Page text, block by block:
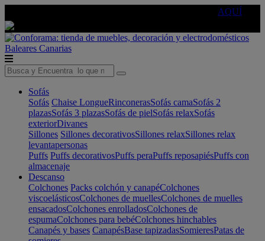
AQUÍ
Baleares Canarias
Sofás
Sofás Chaise LongueRinconerasSofás camaSofás 2
plazasSofás 3 plazasSofás de pielSofás relaxSofás
exteriorDivanes
Sillones Sillones decorativosSillones relaxSillones relax
levantapersonas
Puffs Puffs decorativosPuffs peraPuffs reposapiésPuffs con
almacenaje
Descanso
Colchones Packs colchón y canapéColchones
viscoelásticosColchones de muellesColchones de muelles
ensacadosColchones enrolladosColchones de
espumaColchones para bebéColchones hinchables
Canapés y bases CanapésBase tapizadasSomieresPatas de